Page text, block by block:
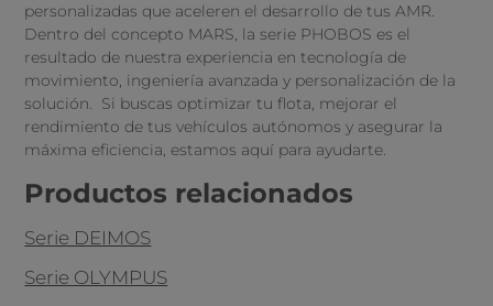
personalizadas que aceleren el desarrollo de tus AMR.
Dentro del concepto MARS, la serie PHOBOS es el
resultado de nuestra experiencia en tecnología de
movimiento, ingeniería avanzada y personalización de la
solución. Si buscas optimizar tu flota, mejorar el
rendimiento de tus vehículos autónomos y asegurar la
máxima eficiencia, estamos aquí para ayudarte.
Productos relacionados
Serie DEIMOS
Serie OLYMPUS